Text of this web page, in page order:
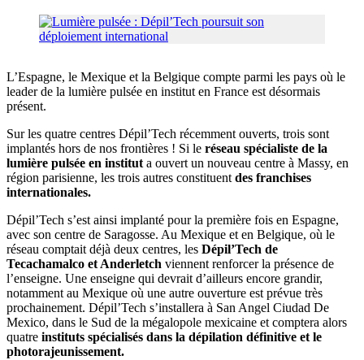
L’Espagne, le Mexique et la Belgique compte parmi les pays où le
leader de la lumière pulsée en institut en France est désormais
présent.
Sur les quatre centres Dépil’Tech récemment ouverts, trois sont
implantés hors de nos frontières ! Si le réseau spécialiste de la
lumière pulsée en instituta ouvert un nouveau centre à Massy, en
région parisienne, les trois autres constituentdes franchises
internationales.
Dépil’Tech s’est ainsi implanté pour la première fois en Espagne,
avec son centre de Saragosse. Au Mexique et en Belgique, où le
réseau comptait déjà deux centres, les Dépil’Tech de
Tecachamalco et Anderletch viennent renforcer la présence de
l’enseigne. Une enseigne qui devrait d’ailleurs encore grandir,
notamment au Mexique où une autre ouverture est prévue très
prochainement. Dépil’Tech s’installera à San Angel Ciudad De
Mexico, dans le Sud de la mégalopole mexicaine et comptera alors
quatre instituts spécialisés dans la dépilation définitive et le
photorajeunissement.